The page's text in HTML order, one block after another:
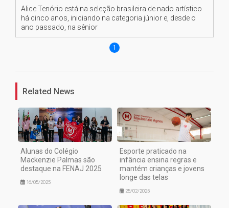
Alice Tenório está na seleção brasileira de nado artístico
há cinco anos, iniciando na categoria júnior e, desde o
ano passado, na sênior
1
Related News
Alunas do Colégio
Mackenzie Palmas são
destaque na FENAJ 2025
16/05/2025
Esporte praticado na
infância ensina regras e
mantém crianças e jovens
longe das telas
25/02/2025